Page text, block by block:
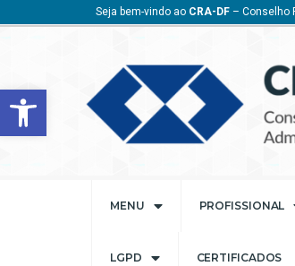
Barra de Ferramentas Aberta
Seja bem-vindo ao CRA-DF – Conselho
MENU PROFISSIONAL
LGPD CERTIFICADOS